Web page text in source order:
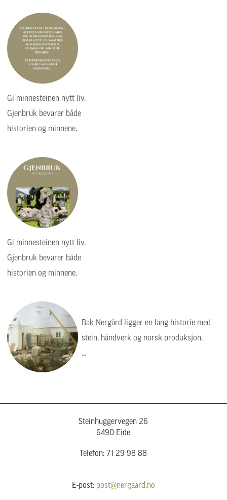
Gi minnesteinen nytt liv.
Gjenbruk bevarer både
historien og minnene.
Gi minnesteinen nytt liv.
Gjenbruk bevarer både
historien og minnene.
Bak Nergård ligger en lang historie med
stein, håndverk og norsk produksjon.
Steinhuggervegen 26
6490 Eide
Telefon: 71 29 98 88
E-post: post@nergaard.no